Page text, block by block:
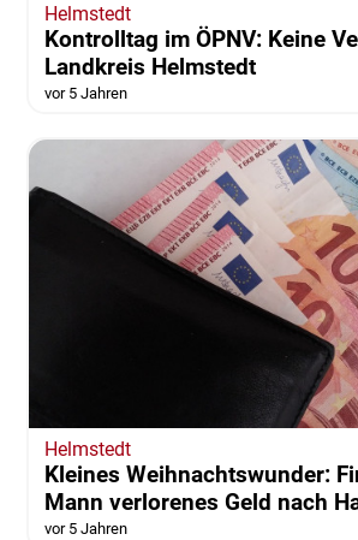
Helmstedt
Kontrolltag im ÖPNV: Keine
Landkreis Helmstedt
vor 5 Jahren
Helmstedt
Kleines Weihnachtswunder:
Mann verlorenes Geld nach
vor 5 Jahren